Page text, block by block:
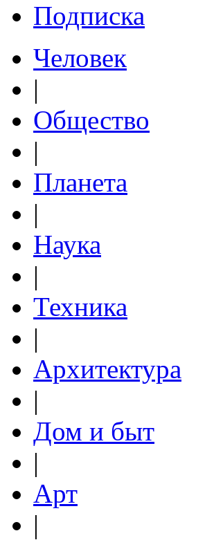
Подписка
Человек
|
Общество
|
Планета
|
Наука
|
Техника
|
Архитектура
|
Дом и быт
|
Арт
|